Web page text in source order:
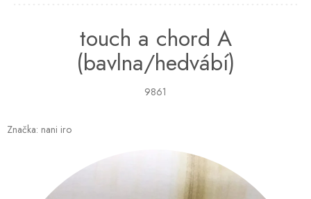
touch a chord A
(bavlna/hedvábí)
9861
Značka: nani iro